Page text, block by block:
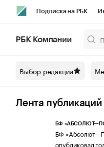
Подписка на РБК
Спецпроекты СПб
Технологии и медиа
РБК Компании
Выбор редакции
Лента публикаций
БФ
БФ
опубликовал